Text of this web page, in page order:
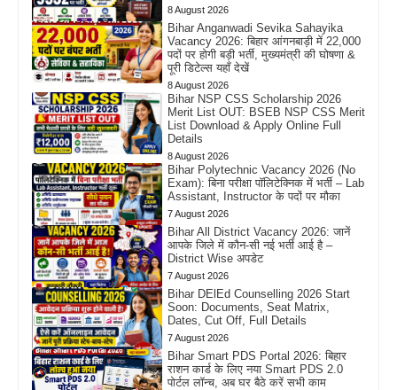
8 August 2026
Bihar Anganwadi Sevika Sahayika
Vacancy 2026: बिहार आंगनबाड़ी में 22,000
पदों पर होगी बड़ी भर्ती, मुख्यमंत्री की घोषणा &
पूरी डिटेल्स यहाँ देखें
8 August 2026
Bihar NSP CSS Scholarship 2026
Merit List OUT: BSEB NSP CSS Merit
List Download & Apply Online Full
Details
8 August 2026
Bihar Polytechnic Vacancy 2026 (No
Exam): बिना परीक्षा पॉलिटेक्निक में भर्ती – Lab
Assistant, Instructor के पदों पर मौका
7 August 2026
Bihar All District Vacancy 2026: जानें
आपके जिले में कौन-सी नई भर्ती आई है –
District Wise अपडेट
7 August 2026
Bihar DElEd Counselling 2026 Start
Soon: Documents, Seat Matrix,
Dates, Cut Off, Full Details
7 August 2026
Bihar Smart PDS Portal 2026: बिहार
राशन कार्ड के लिए नया Smart PDS 2.0
पोर्टल लॉन्च, अब घर बैठे करें सभी काम